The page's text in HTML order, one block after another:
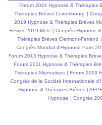
l'hypnose ericksonienne
Forum 2024 Hypnose & Thérapies
Thérapies Brèves Luxembourg |
2019 Hypnose & Thérapies Brèves
Février 2019 Metz | Congrès Hypnose
Thérapies Brèves Clermont-Ferrand |
Congrès Mondial d'Hypnose Paris
Forum 2013 Hypnose & Thérapies
Forum 2011 Hypnose & Thérapies
Thérapies Alternatives | Forum 2009
Congrès de la Société Internationale
Hypnose & Thérapies Brèves |
Hypnose | Congrès